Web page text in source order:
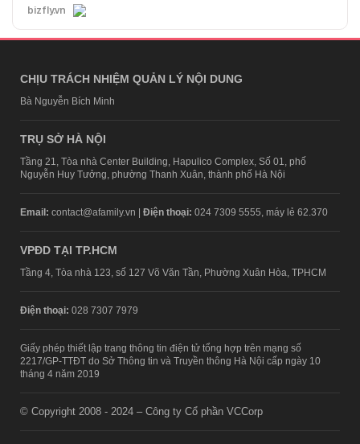
bizfly.vn
CHỊU TRÁCH NHIỆM QUẢN LÝ NỘI DUNG
Bà Nguyễn Bích Minh
TRỤ SỞ HÀ NỘI
Tầng 21, Tòa nhà Center Building, Hapulico Complex, Số 01, phố
Nguyễn Huy Tưởng, phường Thanh Xuân, thành phố Hà Nội
Email: contact@afamily.vn | Điện thoại: 024 7309 5555, máy lẻ 62.370
VPĐD TẠI TP.HCM
Tầng 4, Tòa nhà 123, số 127 Võ Văn Tần, Phường Xuân Hòa, TPHCM
Điện thoại: 028 7307 7979
Giấy phép thiết lập trang thông tin điện tử tổng hợp trên mạng số
2217/GP-TTĐT do Sở Thông tin và Truyền thông Hà Nội cấp ngày 10
tháng 4 năm 2019
© Copyright 2008 - 2024 – Công ty Cổ phần VCCorp